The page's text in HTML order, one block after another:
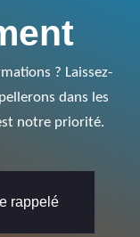
? Laissez-
dans les
notre priorité.